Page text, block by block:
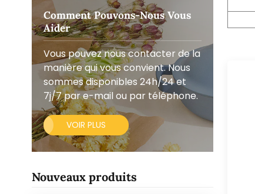
Comment Pouvons-Nous Vous
Aider
Vous pouvez nous contacter de la
manière qui vous convient. Nous
sommes disponibles 24h/24 et
7j/7 par e-mail ou par téléphone.
VOIR PLUS
Nouveaux produits